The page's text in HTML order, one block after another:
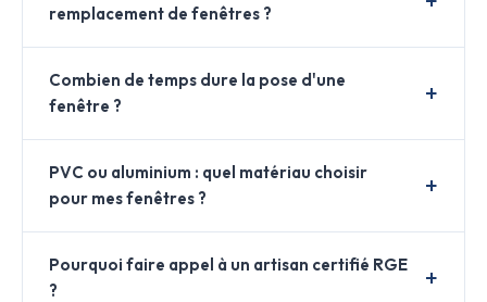
remplacement de fenêtres ?
Combien de temps dure la pose d'une
fenêtre ?
PVC ou aluminium : quel matériau choisir
pour mes fenêtres ?
Pourquoi faire appel à un artisan certifié RGE
?